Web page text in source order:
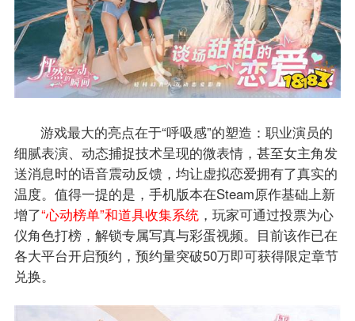
游戏最大的亮点在于“呼吸感”的塑造：职业演员的
细腻表演、动态捕捉技术呈现的微表情，甚至女主角发
送消息时的语音震动反馈，均让虚拟恋爱拥有了真实的
温度。值得一提的是，手机版本在Steam原作基础上新
增了“心动榜单”和道具收集系统，玩家可通过投票为心
仪角色打榜，解锁专属写真与彩蛋视频。目前该作已在
各大平台开启预约，预约量突破50万即可获得限定章节
兑换。